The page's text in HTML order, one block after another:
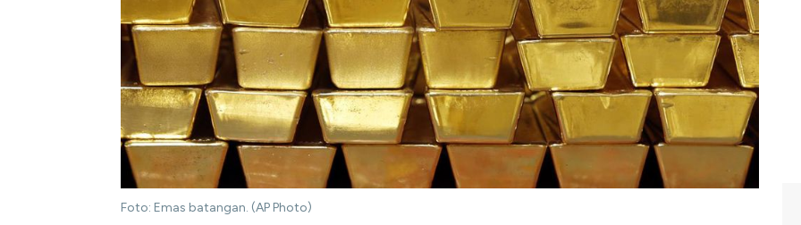
Foto: Emas batangan. (AP Photo)